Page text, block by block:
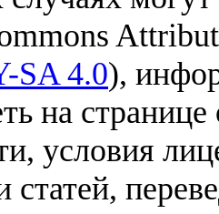
SA 4.0),
на
условия
статей,